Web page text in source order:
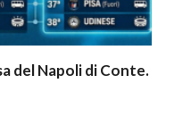
del Napoli di Conte.